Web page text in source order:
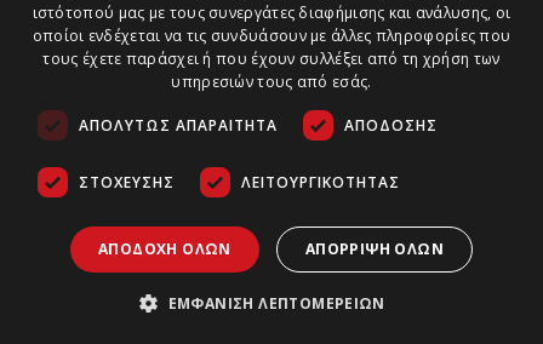
ιστότοπού μας με τους συνεργάτες διαφήμισης και ανάλυσης, οι
οποίοι ενδέχεται να τις συνδυάσουν με άλλες πληροφορίες που
τους έχετε παράσχει ή που έχουν συλλέξει από τη χρήση των
υπηρεσιών τους από εσάς.
ΑΠΟΛΎΤΩΣ ΑΠΑΡΑΊΤΗΤΑ ΑΠΌΔΟΣΗΣ
ΣΤΌΧΕΥΣΗΣ ΛΕΙΤΟΥΡΓΙΚΌΤΗΤΑΣ
ΑΠΟΔΟΧΉ ΌΛΩΝ ΑΠΌΡΡΙΨΗ ΌΛΩΝ
ΕΜΦΆΝΙΣΗ ΛΕΠΤΟΜΕΡΕΙΏΝ